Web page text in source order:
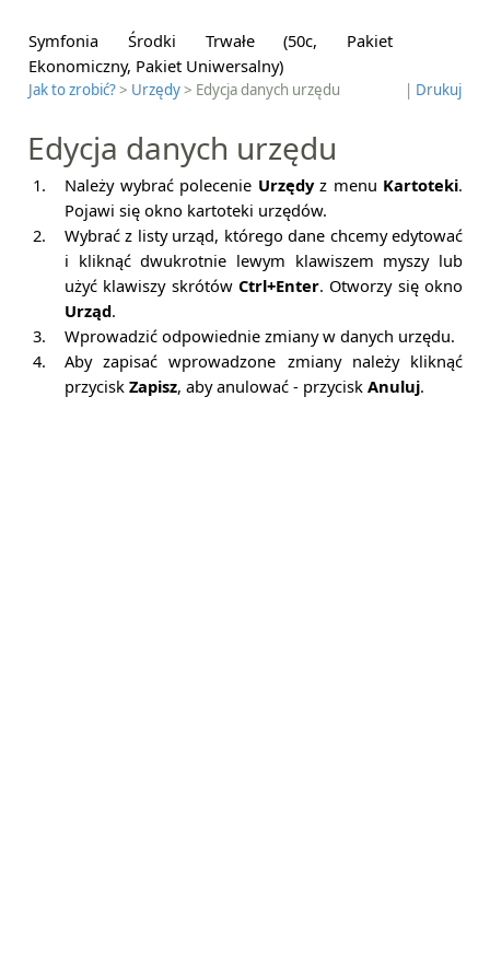
Symfonia Środki Trwałe (50c, Pakiet
Ekonomiczny, Pakiet Uniwersalny)
Jak to zrobić?> Urzędy> Edycja danych urzędu | Drukuj
Edycja danych urzędu
1. Należy wybrać polecenie Urzędyz menu Kartoteki.
Pojawi się okno kartoteki urzędów.
2.
Wybrać z listy urząd, którego dane chcemy edytować
i kliknąć dwukrotnie lewym klawiszem myszy lub
użyć klawiszy skrótów Ctrl+Enter. Otworzy się okno
Urząd.
3.
Wprowadzić odpowiednie zmiany w danych urzędu.
4.
Aby zapisać wprowadzone zmiany należy kliknąć
przycisk Zapisz, aby anulować - przycisk Anuluj.